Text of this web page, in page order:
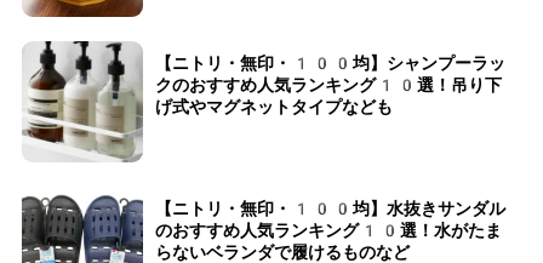
【ニトリ・無印・100均】シャンプーラッ
クのおすすめ人気ランキング10選！吊り下
げ式やマグネットタイプなども
【ニトリ・無印・100均】水抜きサンダル
のおすすめ人気ランキング10選！水がたま
らないベランダで履けるものなど